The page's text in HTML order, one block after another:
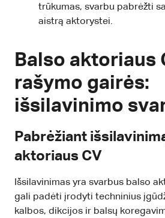
trūkumas, svarbu pabrėžti
aistrą aktorystei.
Balso aktoriaus
rašymo gairės:
išsilavinimo
Pabrėžiant
aktoriaus CV
Išsilavinimas yra svarbus balso
gali padėti įrodyti techninius
kalbos, dikcijos ir balsų